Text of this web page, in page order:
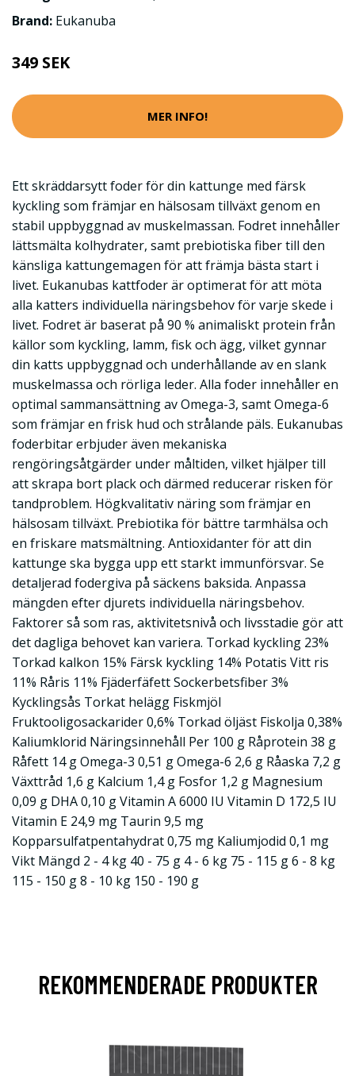
Brand: Eukanuba
349 SEK
MER INFO!
Ett skräddarsytt foder för din kattunge med färsk
kyckling som främjar en hälsosam tillväxt genom en
stabil uppbyggnad av muskelmassan. Fodret innehåller
lättsmälta kolhydrater, samt prebiotiska fiber till den
känsliga kattungemagen för att främja bästa start i
livet. Eukanubas kattfoder är optimerat för att möta
alla katters individuella näringsbehov för varje skede i
livet. Fodret är baserat på 90 % animaliskt protein från
källor som kyckling, lamm, fisk och ägg, vilket gynnar
din katts uppbyggnad och underhållande av en slank
muskelmassa och rörliga leder. Alla foder innehåller en
optimal sammansättning av Omega-3, samt Omega-6
som främjar en frisk hud och strålande päls. Eukanubas
foderbitar erbjuder även mekaniska
rengöringsåtgärder under måltiden, vilket hjälper till
att skrapa bort plack och därmed reducerar risken för
tandproblem. Högkvalitativ näring som främjar en
hälsosam tillväxt. Prebiotika för bättre tarmhälsa och
en friskare matsmältning. Antioxidanter för att din
kattunge ska bygga upp ett starkt immunförsvar. Se
detaljerad fodergiva på säckens baksida. Anpassa
mängden efter djurets individuella näringsbehov.
Faktorer så som ras, aktivitetsnivå och livsstadie gör att
det dagliga behovet kan variera. Torkad kyckling 23%
Torkad kalkon 15% Färsk kyckling 14% Potatis Vitt ris
11% Råris 11% Fjäderfäfett Sockerbetsfiber 3%
Kycklingsås Torkat helägg Fiskmjöl
Fruktooligosackarider 0,6% Torkad öljäst Fiskolja 0,38%
Kaliumklorid Näringsinnehåll Per 100 g Råprotein 38 g
Råfett 14 g Omega-3 0,51 g Omega-6 2,6 g Råaska 7,2 g
Växttråd 1,6 g Kalcium 1,4 g Fosfor 1,2 g Magnesium
0,09 g DHA 0,10 g Vitamin A 6000 IU Vitamin D 172,5 IU
Vitamin E 24,9 mg Taurin 9,5 mg
Kopparsulfatpentahydrat 0,75 mg Kaliumjodid 0,1 mg
Vikt Mängd 2 - 4 kg 40 - 75 g 4 - 6 kg 75 - 115 g 6 - 8 kg
115 - 150 g 8 - 10 kg 150 - 190 g
REKOMMENDERADE PRODUKTER